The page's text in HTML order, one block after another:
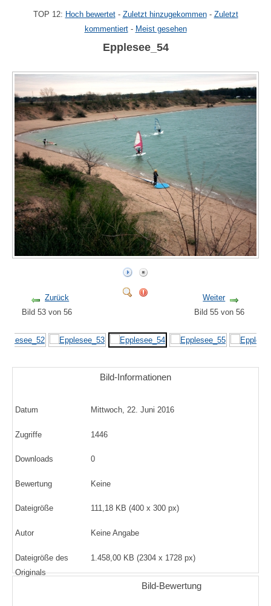
TOP 12: Hoch bewertet- Zuletzt hinzugekommen- Zuletzt
kommentiert- Meist gesehen
Epplesee_54
Zurück
Bild 53 von 56
Weiter
Bild 55 von 56
Bild-Informationen
Datum Mittwoch, 22. Juni 2016
Zugriffe 1446
Downloads 0
Bewertung Keine
Dateigröße 111,18 KB (400 x 300 px)
Autor Keine Angabe
Dateigröße des
Originals
1.458,00 KB (2304 x 1728 px)
Bild-Bewertung